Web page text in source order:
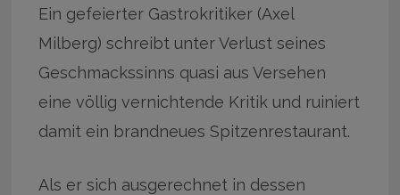
Ein gefeierter Gastrokritiker (Axel
Milberg) schreibt unter Verlust seines
Geschmackssinns quasi aus Versehen
eine völlig vernichtende Kritik und ruiniert
damit ein brandneues Spitzenrestaurant.
Als er sich ausgerechnet in dessen